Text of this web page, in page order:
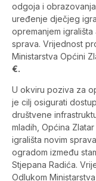
odgoja i
uređenje dječjeg
opremanjem
sprava. Vrijednost
Ministarstva Općini
€.
U okviru poziva za
je cilj osigurati
društvene
mladih, Općina
igrališta novim
ogradom između
Stjepana Radića.
Odlukom Ministarstva